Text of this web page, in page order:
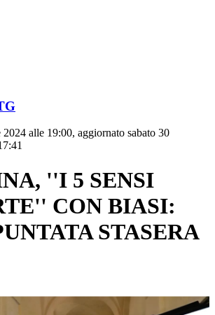
alle 19:00, aggiornato sabato 30
''I 5 SENSI
CON BIASI:
STASERA